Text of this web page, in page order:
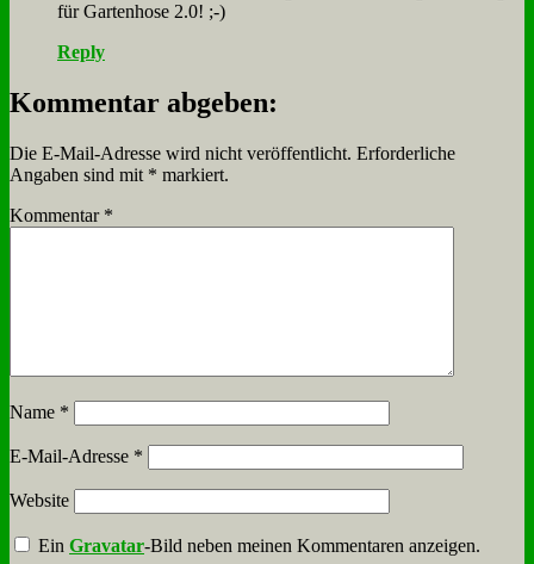
für Gar­ten­ho­se 2.0! ;-)
Reply
Kommentar abgeben:
Die E-Mail-Adresse wird nicht veröffentlicht. Erforderliche
Angaben sind mit * markiert.
Kommentar *
Name *
E-Mail-Adresse *
Website
EinGravatar-Bild neben meinen Kommentaren anzeigen.